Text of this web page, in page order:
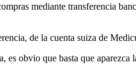
mediante transferencia
de la cuenta suiza de
obvio que basta que aparezca